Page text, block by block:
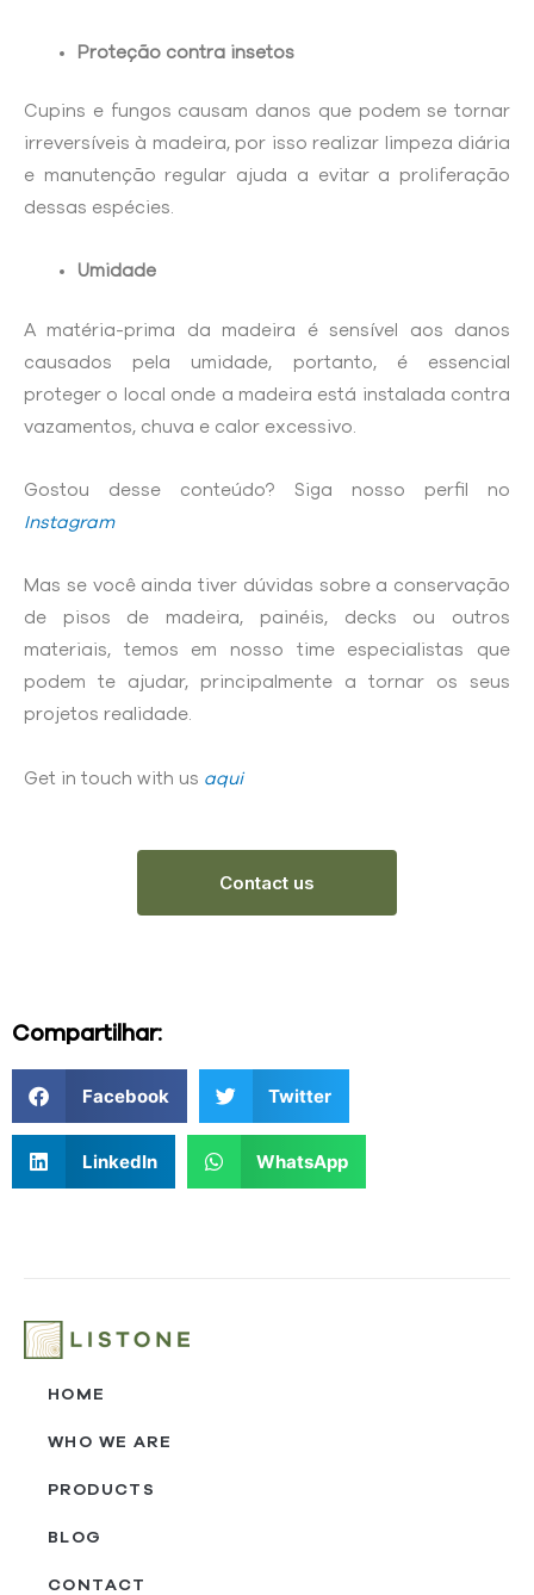
Proteção contra insetos
Cupins e fungos causam danos que podem se tornar
irreversíveis à madeira, por isso realizar limpeza diária
e manutenção regular ajuda a evitar a proliferação
dessas espécies.
Umidade
A matéria-prima da madeira é sensível aos danos
causados pela umidade, portanto, é essencial
proteger o local onde a madeira está instalada contra
vazamentos, chuva e calor excessivo.
Gostou desse conteúdo? Siga nosso perfil no
Instagram
Mas se você ainda tiver dúvidas sobre a conservação
de pisos de madeira, painéis, decks ou outros
materiais, temos em nosso time especialistas que
podem te ajudar, principalmente a tornar os seus
projetos realidade.
Get in touch with us aqui
Contact us
Compartilhar:
Facebook Twitter
LinkedIn WhatsApp
HOME
WHO WE ARE
PRODUCTS
BLOG
CONTACT